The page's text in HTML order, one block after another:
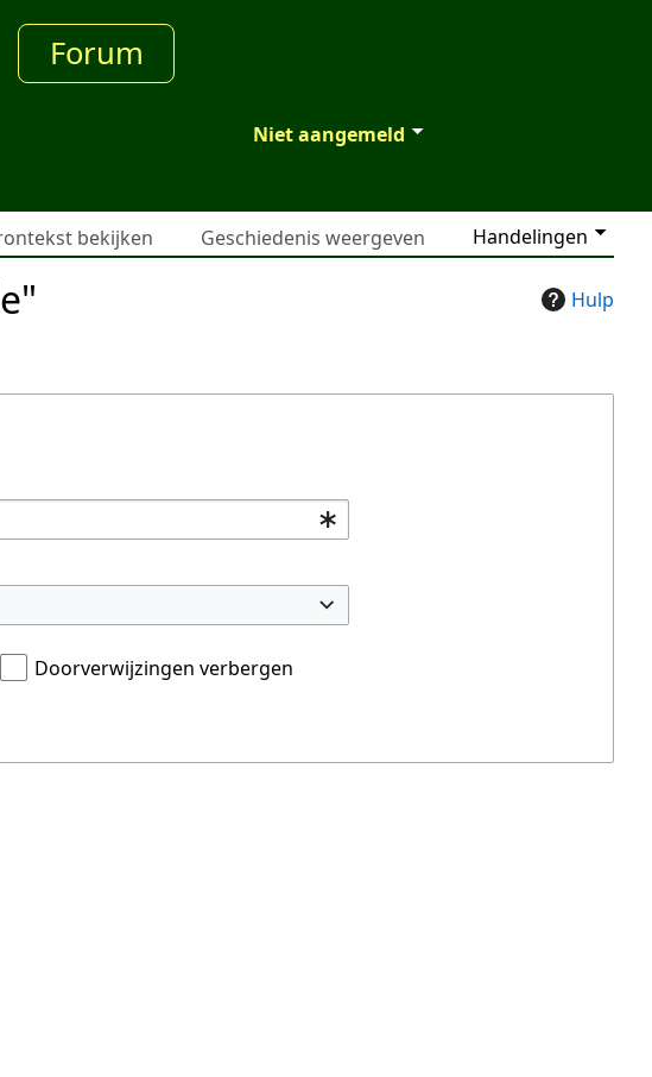
Forum
Niet aangemeld
Handelingen
bekijken Geschiedenis weergeven
Hulp
Doorverwijzingen verbergen